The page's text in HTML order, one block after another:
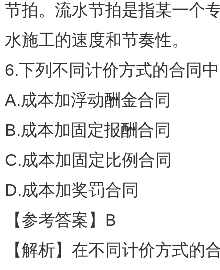
节拍。流水节拍是指某一个
水施工的速度和节奏性。
6.下列不同计价方式的合同
A.成本加浮动酬金合同
B.成本加固定报酬合同
C.成本加固定比例合同
D.成本加奖罚合同
【参考答案】B
【解析】在不同计价方式的